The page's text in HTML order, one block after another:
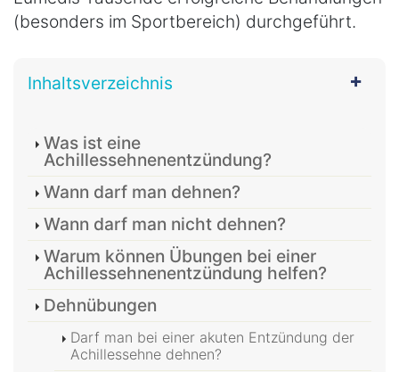
(besonders im Sportbereich) durchgeführt.
Inhaltsverzeichnis
Was ist eine
Achillessehnenentzündung?
Wann darf man dehnen?
Wann darf man nicht dehnen?
Warum können Übungen bei einer
Achillessehnenentzündung helfen?
Dehnübungen
Darf man bei einer akuten Entzündung der
Achillessehne dehnen?